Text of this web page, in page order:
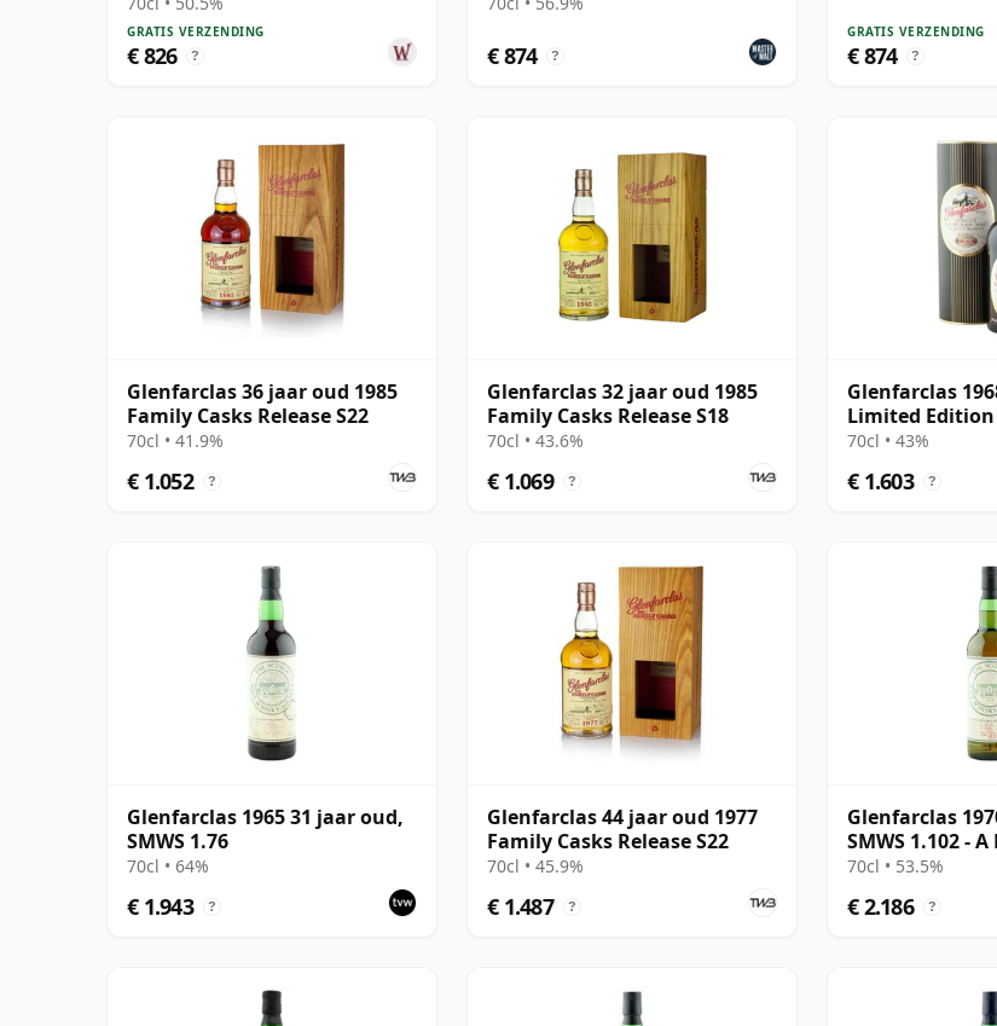
GRATIS VERZENDING
€ 826 ? € 874 ?
GRATIS VERZENDING
€ 874 ?
Glenfarclas 36 jaar oud 1985
Family Casks Release S22
70cl • 41.9%
€ 1.052 ?
Glenfarclas 32 jaar oud 1985
Family Casks Release S18
70cl • 43.6%
€ 1.069 ?
Glenfarclas
Limited
with Tube
70cl • 43%
€ 1.603 ?
Glenfarclas 1965 31 jaar oud,
SMWS 1.76
70cl • 64%
€ 1.943 ?
Glenfarclas 44 jaar oud 1977
Family Casks Release S22
70cl • 45.9%
€ 1.487 ?
Glenfarclas
SMWS 1.102 -
70cl • 53.5%
€ 2.186 ?